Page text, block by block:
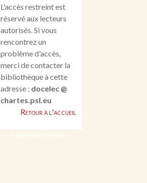
L'accès restreint est
réservé aux lecteurs
autorisés. Si vous
rencontrez un
problème d'accès,
merci de contacter la
bibliothèque à cette
adresse : docelec @
chartes.psl.eu
Retour à l'accueil
Propulsé par Omeka S